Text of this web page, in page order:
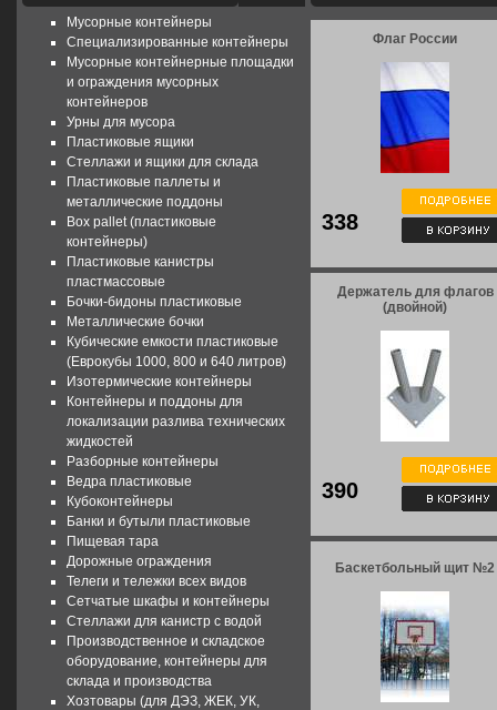
Мусорные контейнеры
Специализированные контейнеры
Мусорные контейнерные площадки
и ограждения мусорных
контейнеров
Урны для мусора
Пластиковые ящики
Стеллажи и ящики для склада
Пластиковые паллеты и
металлические поддоны
Box pallet (пластиковые
контейнеры)
Пластиковые канистры
пластмассовые
Бочки-бидоны пластиковые
Металлические бочки
Кубические емкости пластиковые
(Еврокубы 1000, 800 и 640 литров)
Изотермические контейнеры
Контейнеры и поддоны для
локализации разлива технических
жидкостей
Разборные контейнеры
Ведра пластиковые
Кубоконтейнеры
Банки и бутыли пластиковые
Пищевая тара
Дорожные ограждения
Телеги и тележки всех видов
Сетчатые шкафы и контейнеры
Стеллажи для канистр с водой
Производственное и складское
оборудование, контейнеры для
склада и производства
Хозтовары (для ДЭЗ, ЖЕК, УК,
Флаг России
338
Держатель для флагов
(двойной)
390
Баскетбольный щит №2